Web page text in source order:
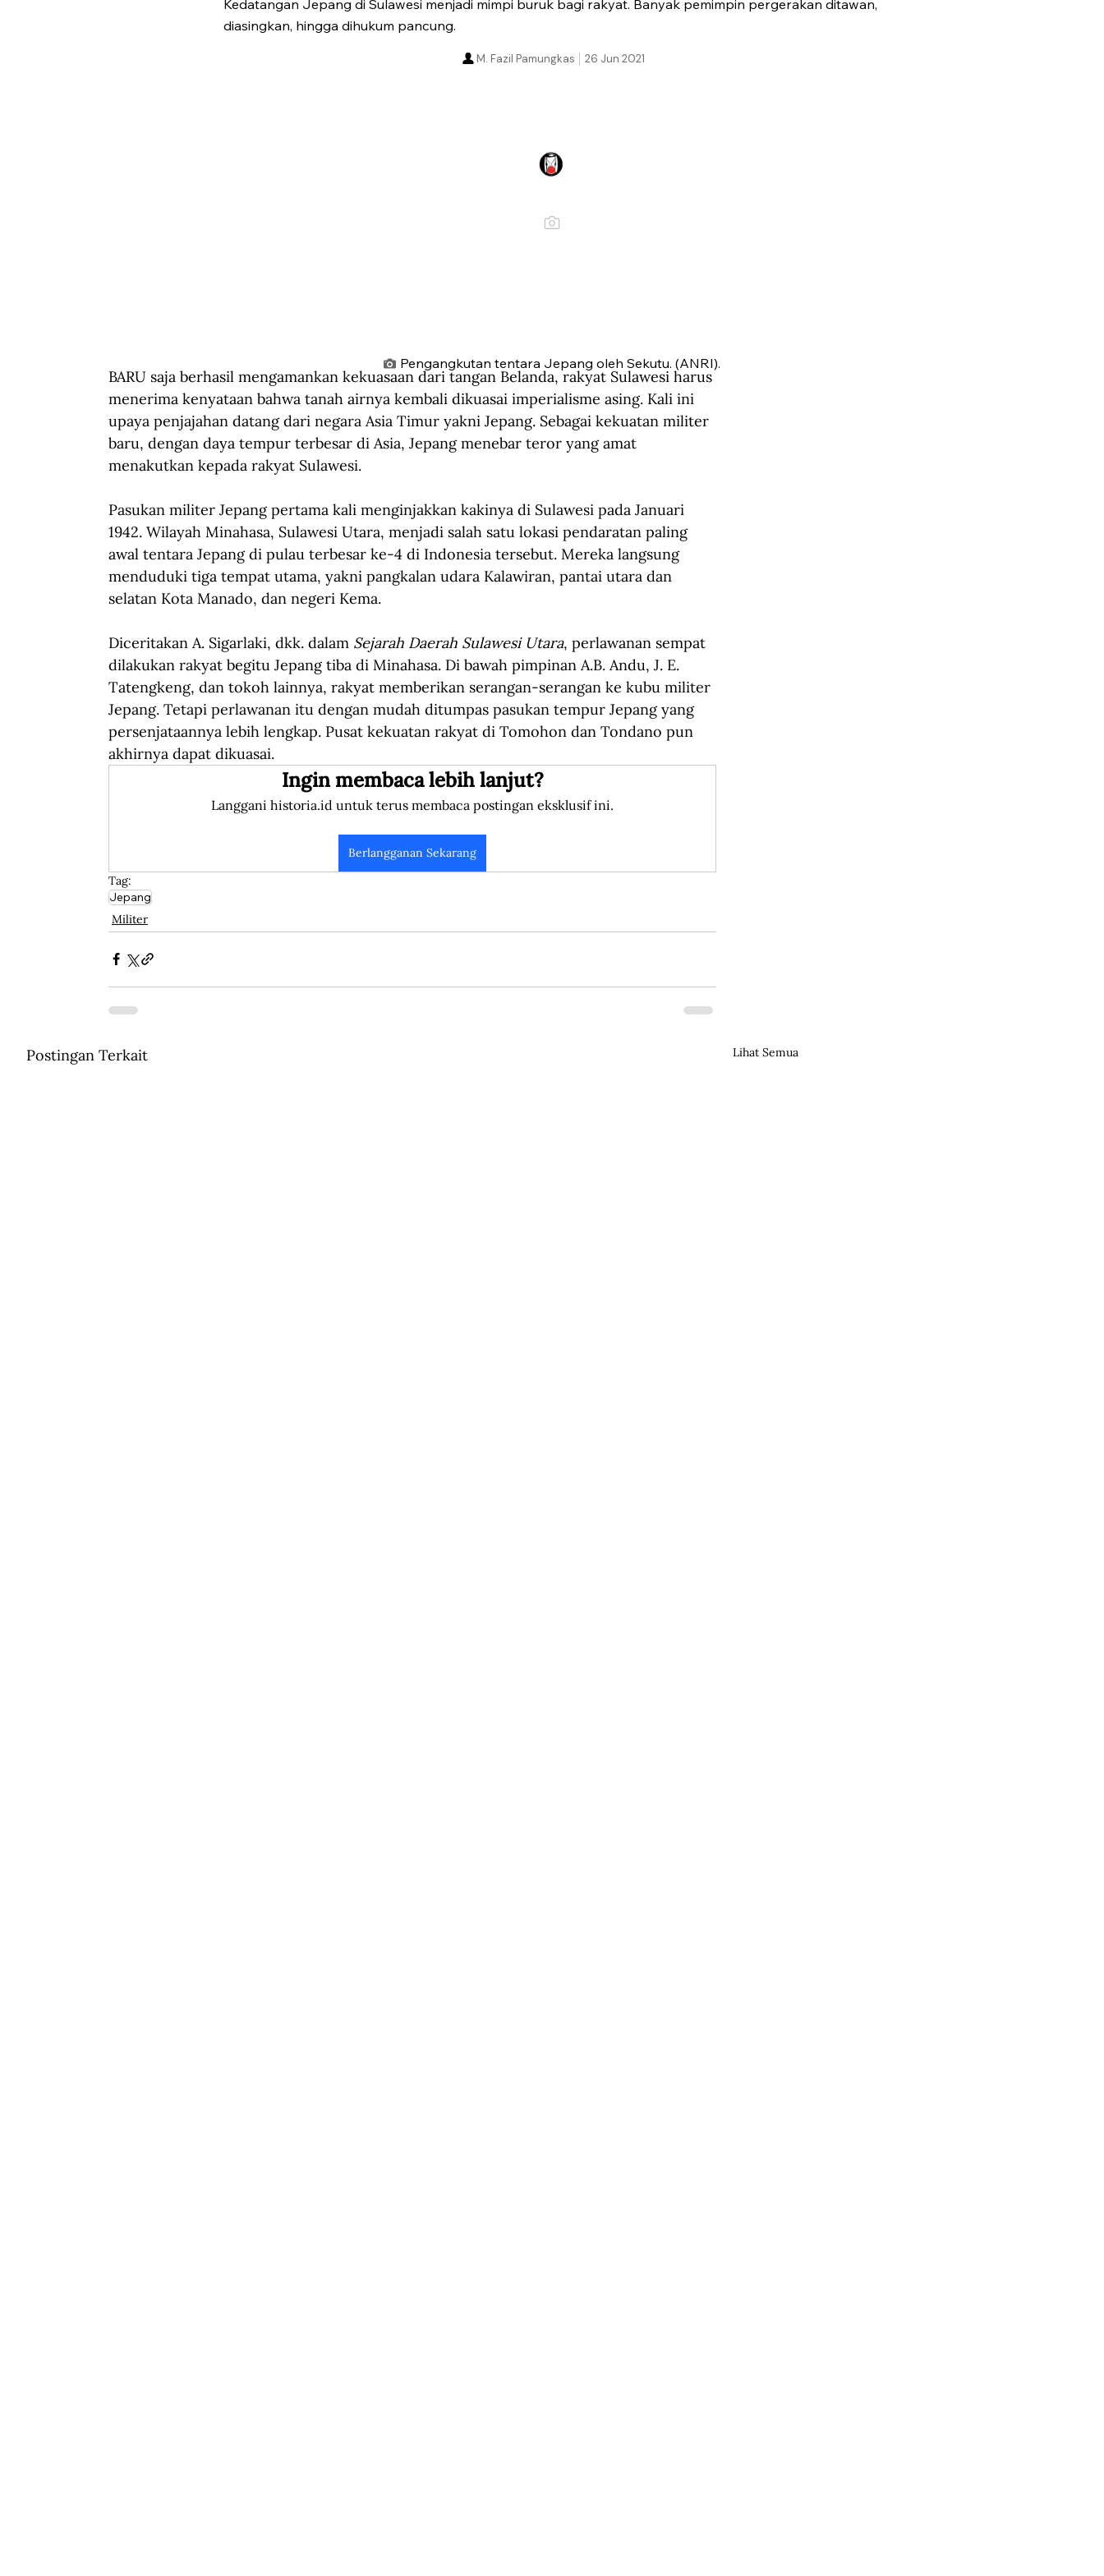
Kedatangan Jepang di Sulawesi menjadi mimpi buruk bagi rakyat. Banyak pemimpin pergerakan ditawan,
diasingkan, hingga dihukum pancung.
26 Jun 2021
M. Fazil Pamungkas
Pengangkutan tentara Jepang oleh Sekutu. (ANRI).
BARU saja berhasil mengamankan kekuasaan dari tangan Belanda, rakyat Sulawesi harus
menerima kenyataan bahwa tanah airnya kembali dikuasai imperialisme asing. Kali ini
upaya penjajahan datang dari negara Asia Timur yakni Jepang. Sebagai kekuatan militer
baru, dengan daya tempur terbesar di Asia, Jepang menebar teror yang amat
menakutkan kepada rakyat Sulawesi.
Pasukan militer Jepang pertama kali menginjakkan kakinya di Sulawesi pada Januari
1942. Wilayah Minahasa, Sulawesi Utara, menjadi salah satu lokasi pendaratan paling
awal tentara Jepang di pulau terbesar ke-4 di Indonesia tersebut. Mereka langsung
menduduki tiga tempat utama, yakni pangkalan udara Kalawiran, pantai utara dan
selatan Kota Manado, dan negeri Kema.
Diceritakan A. Sigarlaki, dkk. dalam Sejarah Daerah Sulawesi Utara, perlawanan sempat
dilakukan rakyat begitu Jepang tiba di Minahasa. Di bawah pimpinan A.B. Andu, J. E.
Tatengkeng, dan tokoh lainnya, rakyat memberikan serangan-serangan ke kubu militer
Jepang. Tetapi perlawanan itu dengan mudah ditumpas pasukan tempur Jepang yang
persenjataannya lebih lengkap. Pusat kekuatan rakyat di Tomohon dan Tondano pun
akhirnya dapat dikuasai.
Ingin membaca lebih lanjut?
Langgani historia.id untuk terus membaca postingan eksklusif ini.
Berlangganan Sekarang
Tag:
Jepang
Militer
Postingan Terkait Lihat Semua